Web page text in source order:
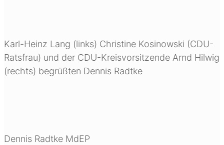
Karl-Heinz Lang (links) Christine Kosinowski (CDU-
Ratsfrau) und der CDU-Kreisvorsitzende Arnd Hilwig
(rechts) begrüßten Dennis Radtke
Dennis Radtke MdEP